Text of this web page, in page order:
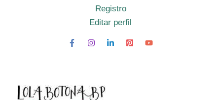
Registro
Editar perfil